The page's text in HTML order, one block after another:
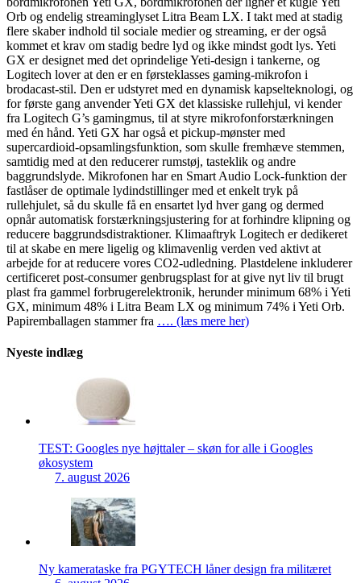
Orb og endelig streaminglyset Litra Beam LX. I takt med at stadig
flere skaber indhold til sociale medier og streaming, er der også
kommet et krav om stadig bedre lyd og ikke mindst godt lys. Yeti
GX er designet med det oprindelige Yeti-design i tankerne, og
Logitech lover at den er en førsteklasses gaming-mikrofon i
brodacast-stil. Den er udstyret med en dynamisk kapselteknologi, og
for første gang anvender Yeti GX det klassiske rullehjul, vi kender
fra Logitech G’s gamingmus, til at styre mikrofonforstærkningen
med én hånd. Yeti GX har også et pickup-mønster med
supercardioid-opsamlingsfunktion, som skulle fremhæve stemmen,
samtidig med at den reducerer rumstøj, tasteklik og andre
baggrundslyde. Mikrofonen har en Smart Audio Lock-funktion der
fastlåser de optimale lydindstillinger med et enkelt tryk på
rullehjulet, så du skulle få en ensartet lyd hver gang og dermed
opnår automatisk forstærkningsjustering for at forhindre klipning og
reducere baggrundsdistraktioner. Klimaaftryk Logitech er dedikeret
til at skabe en mere ligelig og klimavenlig verden ved aktivt at
arbejde for at reducere vores CO2-udledning. Plastdelene inkluderer
certificeret post-consumer genbrugsplast for at give nyt liv til brugt
plast fra gammel forbrugerelektronik, herunder minimum 68% i Yeti
GX, minimum 48% i Litra Beam LX og minimum 74% i Yeti Orb.
Papiremballagen stammer fra …. (læs mere her)
Nyeste indlæg
TEST: Googles nye højttaler – skøn for alle i Googles
økosystem
7. august 2026
Ny kamerataske fra PGYTECH låner design fra militæret